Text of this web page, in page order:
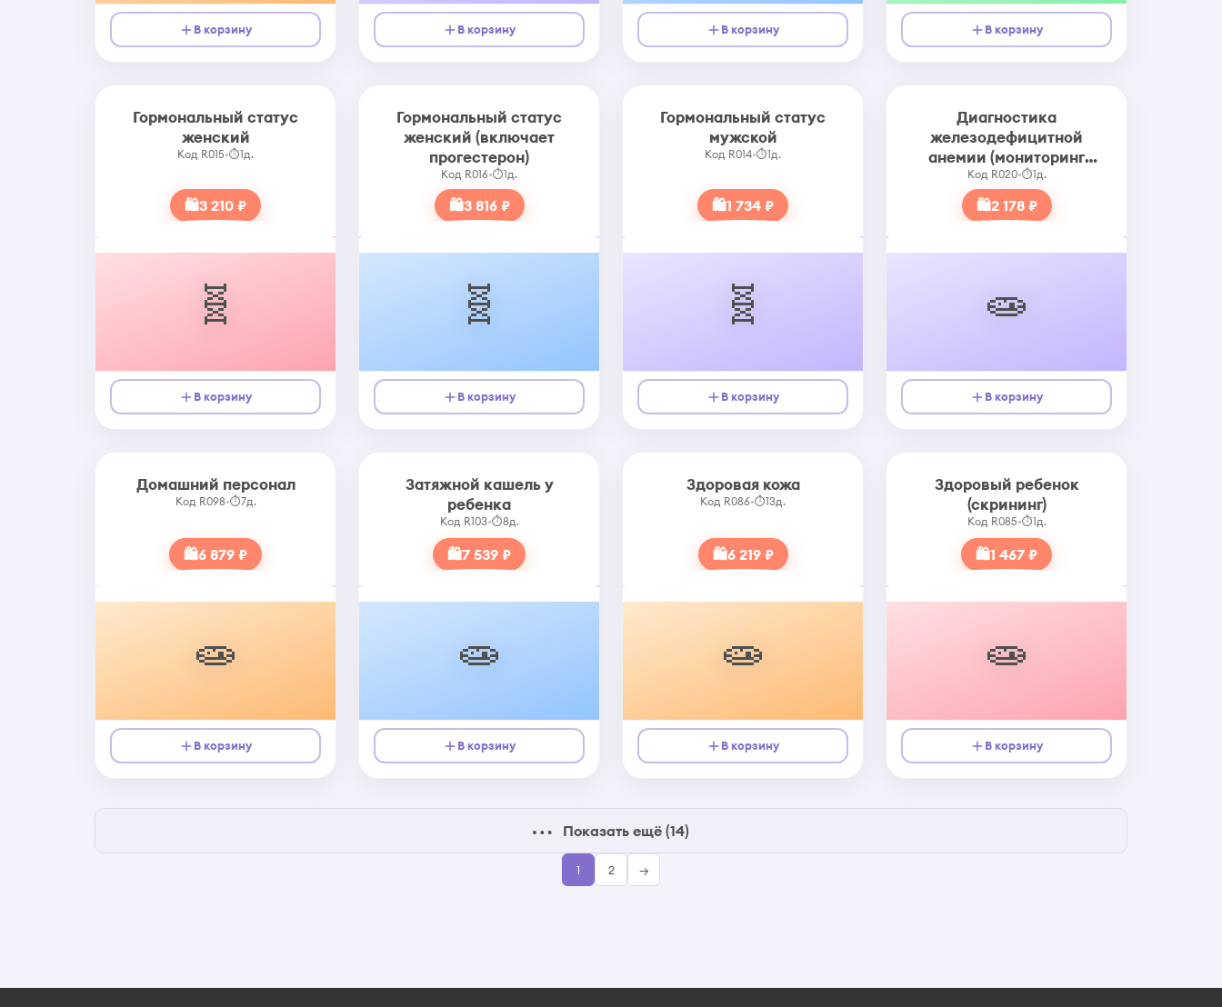
В корзину В корзину В корзину В корзину
Гормональный статус
женский
Код R015•⏱1д.
🛍3 210 ₽
🧬
В корзину
Гормональный статус
женский (включает
прогестерон)
Код R016•⏱1д.
🛍3 816 ₽
🧬
В корзину
Гормональный статус
мужской
Код R014•⏱1д.
🛍1 734 ₽
🧬
В корзину
Диагностика
железодефицитной
анемии (мониторинг
терапии)
Код R020•⏱1д.
🛍2 178 ₽
🧫
В корзину
Домашний персонал
Код R098•⏱7д.
🛍6 879 ₽
🧫
В корзину
Затяжной кашель у
ребенка
Код R103•⏱8д.
🛍7 539 ₽
🧫
В корзину
Здоровая кожа
Код R086•⏱13д.
🛍6 219 ₽
🧫
В корзину
Здоровый ребенок
(скрининг)
Код R085•⏱1д.
🛍1 467 ₽
🧫
В корзину
Показать ещё (14)
1 2 →